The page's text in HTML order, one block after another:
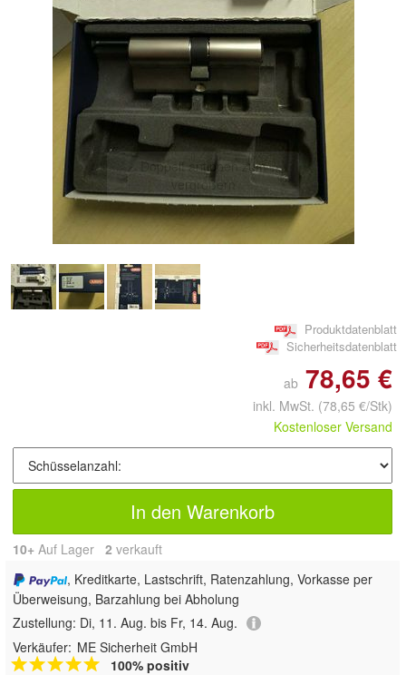
Doppelt antippen zum
vergrößern
Produktdatenblatt
Sicherheitsdatenblatt
ab 78,65 €
inkl. MwSt. (78,65 €/Stk)
Kostenloser Versand
In den Warenkorb
10+ Auf Lager 2 verkauft
, Kreditkarte, Lastschrift, Ratenzahlung, Vorkasse per
Überweisung, Barzahlung bei Abholung
Zustellung: Di, 11. Aug. bis Fr, 14. Aug.
Verkäufer: ME Sicherheit GmbH
100% positiv